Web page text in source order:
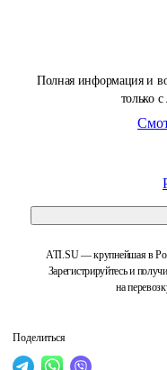
Полная информация и
только
ATI.SU — крупнейшая в
Зарегистрируйтесь и
на
Поделиться